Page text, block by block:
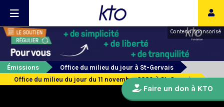
Contenu sponsorisé
Émissions
Office du milieu du jour à St-Gervais
Office du milieu du jour du 11 novembre 2020 à St-Gervais
Faire un don à KTO